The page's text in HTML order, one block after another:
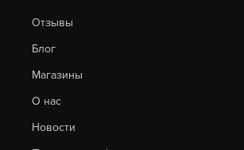
Отзывы
Блог
Магазины
О нас
Новости